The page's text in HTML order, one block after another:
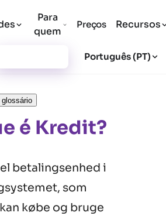
Para
quem
Preços Recursos
Português (PT)
glossário
é Kredit?
betalingsenhed i
som
købe og bruge